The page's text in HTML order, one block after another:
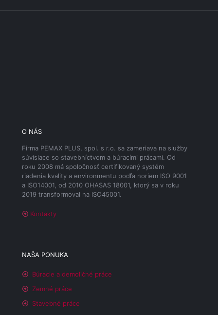
O NÁS
Firma PEMAX PLUS, spol. s r.o. sa zameriava na služby
súvisiace so stavebníctvom a búracími prácami. Od
roku 2008 má spoločnosť certifikovaný systém
riadenia kvality a environmentu podľa noriem ISO 9001
a ISO14001, od 2010 OHASAS 18001, ktorý sa v roku
2019 transformoval na ISO45001.
Kontakty
NAŠA PONUKA
Búracie a demoličné práce
Zemné práce
Stavebné práce